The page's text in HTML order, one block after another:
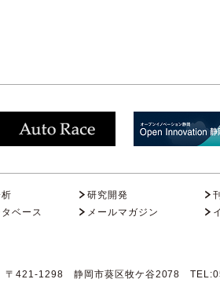
研究開発
ベース メールマガジン
〒421-1298 静岡市葵区牧ケ谷2078